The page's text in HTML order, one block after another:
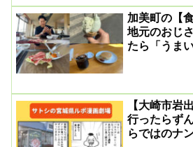
加美町の【
地元のおじ
たら「うま
【大崎市岩
行ったらず
らではのナ